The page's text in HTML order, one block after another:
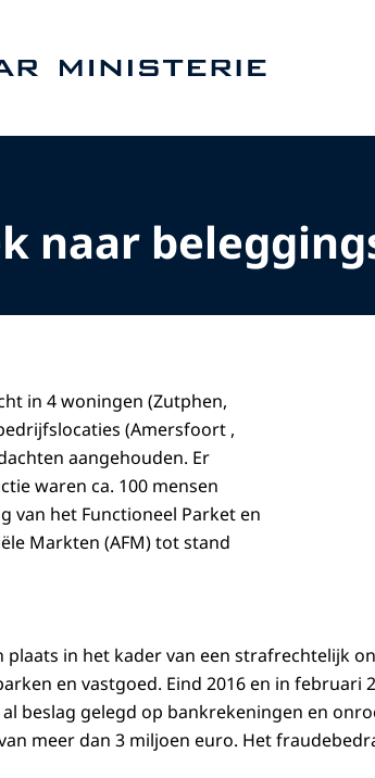
naar
in 4 woningen (Zutphen,
(Amersfoort ,
aangehouden. Er
waren ca. 100 mensen
van het Functioneel Parket en
Markten (AFM) tot stand
in het kader van een strafrechtelijk
en vastgoed. Eind 2016 en in februari
beslag gelegd op bankrekeningen en
meer dan 3 miljoen euro. Het